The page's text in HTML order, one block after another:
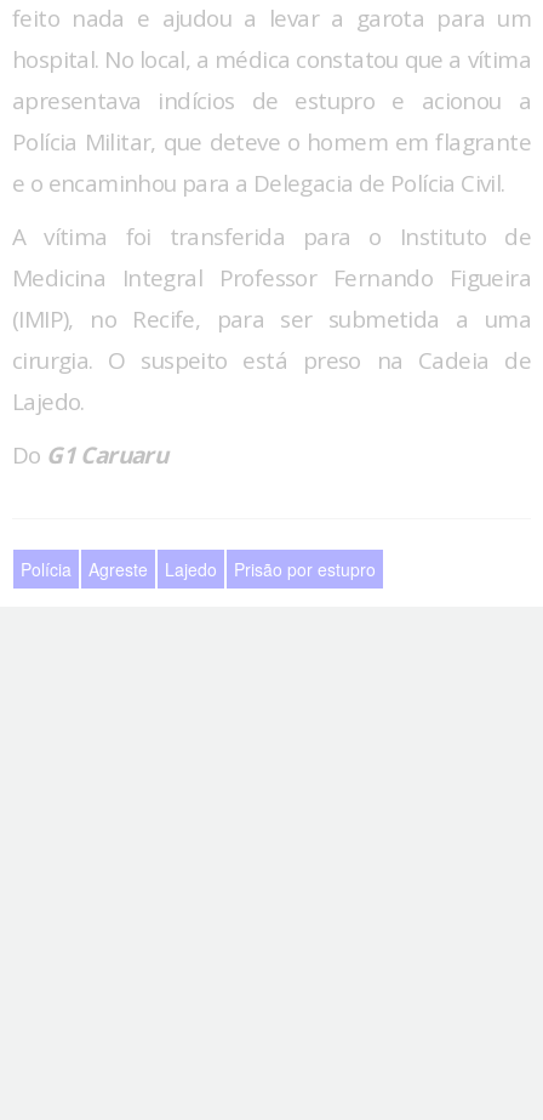
feito nada e ajudou a levar a garota para um
hospital. No local, a médica constatou que a vítima
apresentava indícios de estupro e acionou a
Polícia Militar, que deteve o homem em flagrante
e o encaminhou para a Delegacia de Polícia Civil.
A vítima foi transferida para o Instituto de
Medicina Integral Professor Fernando Figueira
(IMIP), no Recife, para ser submetida a uma
cirurgia. O suspeito está preso na Cadeia de
Lajedo.
Do G1 Caruaru
Polícia Agreste Lajedo Prisão por estupro